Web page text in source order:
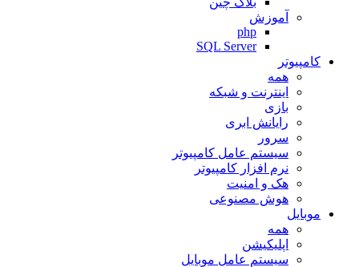
آموزش
php
SQL Server
کامپیوتر
همه
اینترنت و شبکه
بازی
رایانش ابری
سرور
سیستم عامل کامپیوتر
نرم افزار کامپیوتر
هک و امنیت
هوش مصنوعی
موبایل
همه
اپلیکیشن
سیستم عامل موبایل